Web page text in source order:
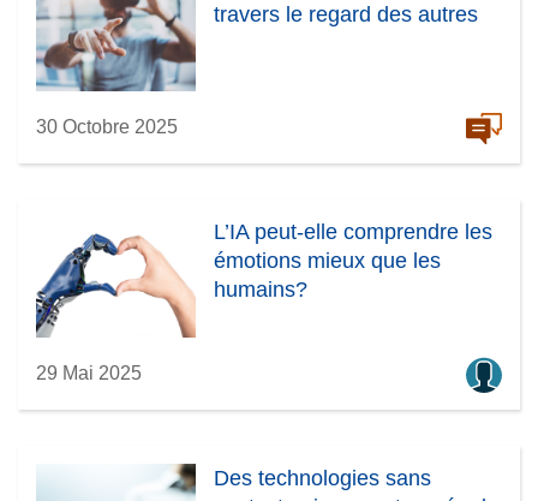
travers le regard des autres
30 Octobre 2025
L’IA peut-elle comprendre les
émotions mieux que les
humains?
29 Mai 2025
Des technologies sans